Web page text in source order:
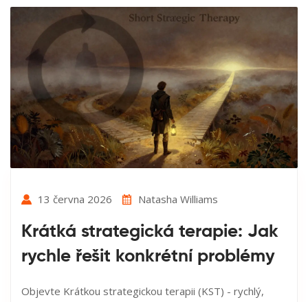
13 června 2026 Natasha Williams
Krátká strategická terapie: Jak
rychle řešit konkrétní problémy
Objevte Krátkou strategickou terapii (KST) - rychlý,